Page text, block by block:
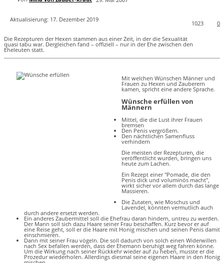
Aktualisierung: 17. Dezember 2019
0
1023
Die Rezepturen der Hexen stammen aus einer Zeit, in der die Sexualität
quasi tabu war. Dergleichen fand – offiziell – nur in der Ehe zwischen den
Eheleuten statt.
Mit welchen Wünschen Männer und
Frauen zu Hexen und Zauberern
kamen, spricht eine andere Sprache.
Wünsche erfüllen von
Männern
Mittel, die die Lust ihrer Frauen
bremsen
Den Penis vergrößern.
Den nächtlichen Samenfluss
verhindern
Die meisten der Rezepturen, die
veröffentlicht wurden, bringen uns
heute zum Lachen.
Ein Rezept einer "Pomade, die den
Penis dick und voluminös macht",
wirkt sicher vor allem durch das lange
Massieren.
Die Zutaten, wie Moschus und
Lavendel, könnten vermutlich auch
durch andere ersetzt werden.
Ein anderes Zaubermittel soll die Ehefrau daran hindern, untreu zu werden.
Der Mann soll sich dazu Haare seiner Frau beschaffen. Kurz bevor er auf
eine Reise geht, soll er die Haare mit Honig mischen und seinen Penis damit
einschmieren.
Dann mit seiner Frau vögeln. Die soll dadurch von solch einen Widerwillen
nach Sex befallen werden, dass der Ehemann beruhigt weg fahren könne.
Um die Wirkung nach seiner Rückkehr wieder auf zu heben, musste er die
Prozedur wiederholen. Allerdings diesmal seine eigenen Haare in den Honig